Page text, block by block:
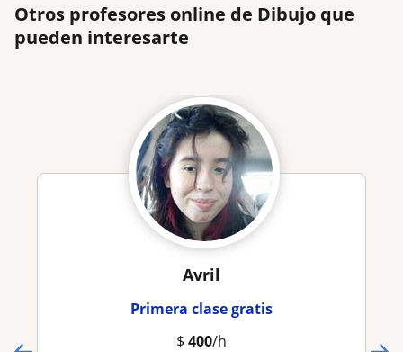
Otros profesores online de Dibujo que
pueden interesarte
Avril
Primera clase gratis
$ 400/h